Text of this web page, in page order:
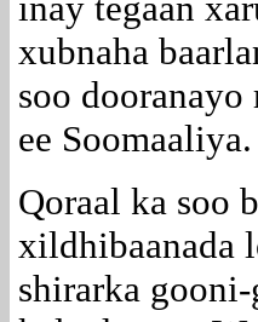
xubnaha
soo dooranayo
ee Soomaaliya.
Qoraal ka soo
xildhibaanada
shirarka